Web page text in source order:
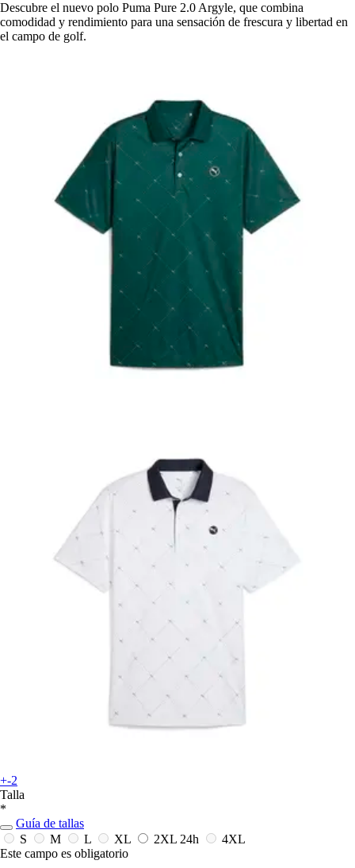
Descubre el nuevo polo Puma Pure 2.0 Argyle, que combina
comodidad y rendimiento para una sensación de frescura y libertad en
el campo de golf.
+-2
Talla
*
Guía de tallas
S
M L XL 2XL 24h
4XL
Este campo es obligatorio